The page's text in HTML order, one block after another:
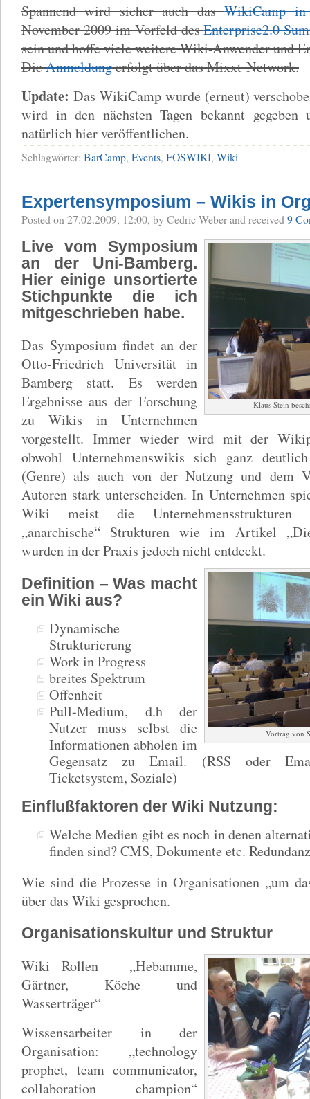
Spannend wird sicher auch dasWikiCamp
November 2009 im Vorfeld desEnterprise2.0
sein und hoffe viele weitere Wiki-Anwender und
DieAnmeldungerfolgt über das Mixxt-Network.
Update: Das WikiCamp wurde (erneut)
wird in den nächsten Tagen bekannt
natürlich hier veröffentlichen.
Schlagwörter: BarCamp, Events, FOSWIKI, Wiki
Expertensymposium – Wikis in
Posted on 27.02.2009, 12:00, by Cedric Weberand received 9
Klaus Stein
Live vom Symposium
an der Uni-Bamberg.
Hier einige unsortierte
Stichpunkte die ich
mitgeschrieben habe.
Das Symposium findet an der
Otto-Friedrich Universität in
Bamberg statt. Es werden
Ergebnisse aus der Forschung
zu Wikis in Unternehmen
vorgestellt. Immer wieder wird mit der
obwohl Unternehmenswikis sich ganz
(Genre) als auch von der Nutzung und dem
Autoren stark unterscheiden. In Unternehmen
Wiki meist die Unternehmensstrukturen
„anarchische“ Strukturen wie im Artikel
wurden in der Praxis jedoch nicht entdeckt.
Vortrag von
Definition – Was macht
ein Wiki aus?
Dynamische
Strukturierung
Work in Progress
breites Spektrum
Offenheit
Pull-Medium, d.h der
Nutzer muss selbst die
Informationen abholen im
Gegensatz zu Email. (RSS oder
Ticketsystem, Soziale)
Einflußfaktoren der Wiki Nutzung:
Welche Medien gibt es noch in denen
finden sind? CMS, Dokumente etc.
Wie sind die Prozesse in Organisationen „um
über das Wiki gesprochen.
Organisationskultur und Struktur
Wiki Rollen – „Hebamme,
Gärtner, Köche und
Wasserträger“
Wissensarbeiter in der
Organisation: „technology
prophet, team communicator,
collaboration champion“